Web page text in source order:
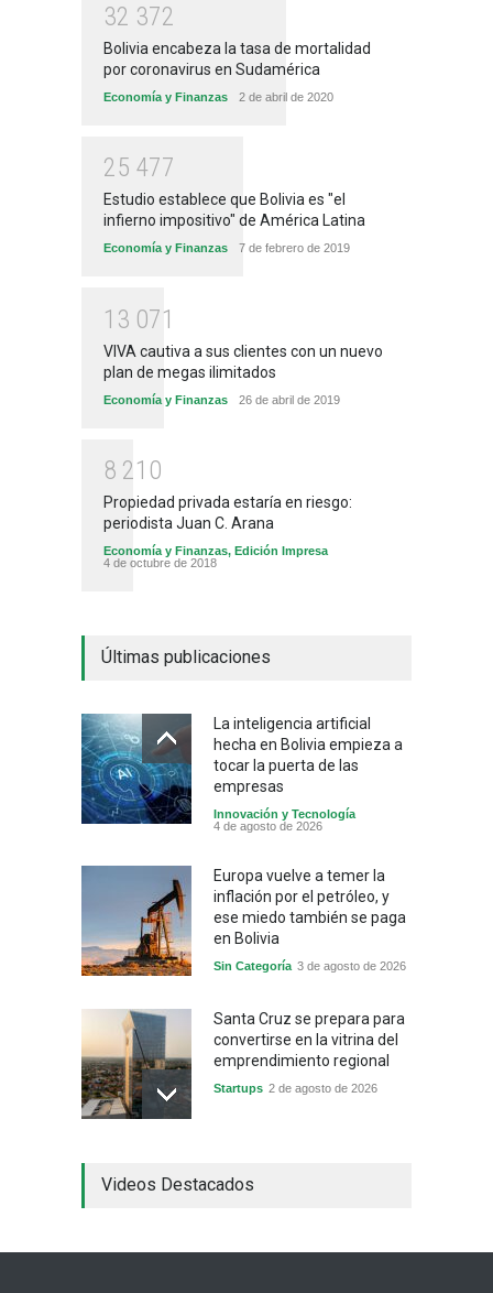
32 372
Bolivia encabeza la tasa de mortalidad
por coronavirus en Sudamérica
Economía y Finanzas 2 de abril de 2020
25 477
Estudio establece que Bolivia es "el
infierno impositivo" de América Latina
Economía y Finanzas 7 de febrero de 2019
1 3 071
VIVA cautiva a sus clientes con un nuevo
plan de megas ilimitados
Economía y Finanzas 26 de abril de 2019
8 21 0
Propiedad privada estaría en riesgo:
periodista Juan C. Arana
Economía y Finanzas, Edición Impresa
4 de octubre de 2018
Últimas publicaciones
La inteligencia artificial
hecha en Bolivia empieza a
tocar la puerta de las
empresas
Innovación y Tecnología
4 de agosto de 2026
Europa vuelve a temer la
inflación por el petróleo, y
ese miedo también se paga
en Bolivia
Sin Categoría 3 de agosto de 2026
Santa Cruz se prepara para
convertirse en la vitrina del
emprendimiento regional
Startups 2 de agosto de 2026
industrial y el golpe puede
Sin Categoría 1 de agosto de 2026
Videos Destacados